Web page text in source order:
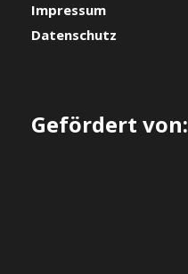
Impressum
Datenschutz
Gefördert von: